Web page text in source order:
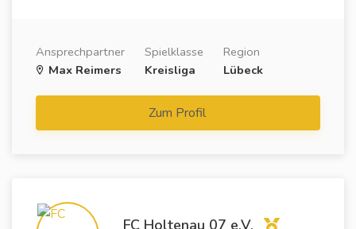
Ansprechpartner
Max Reimers
Spielklasse
Kreisliga
Region
Lübeck
Zum Profil
FC Holtenau 07 e.V.